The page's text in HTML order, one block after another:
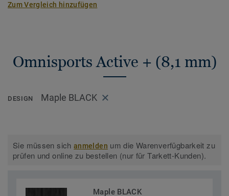
Zum Vergleich hinzufügen
Omnisports Active + (8,1 mm)
DESIGN Maple BLACK
Sie müssen sichanmelden um die Warenverfügbarkeit zu
prüfen und online zu bestellen (nur für Tarkett-Kunden).
Maple BLACK